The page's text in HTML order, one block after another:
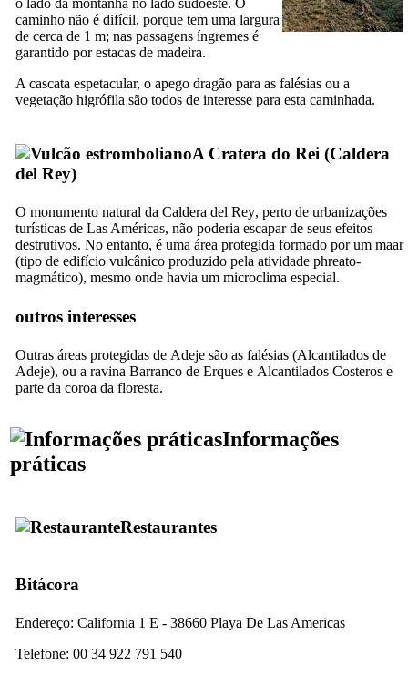
caminho não é difícil, porque tem uma largura
de cerca de 1 m; nas passagens íngremes é
garantido por estacas de madeira.
A cascata espetacular, o apego dragão para as falésias ou a
vegetação higrófila são todos de interesse para esta caminhada.
A Cratera do Rei (Caldera
del Rey)
O monumento natural da Caldera del Rey, perto de urbanizações
turísticas de Las Américas, não poderia escapar de seus efeitos
destrutivos. No entanto, é uma área protegida formado por um maar
(tipo de edifício vulcânico produzido pela atividade phreato-
magmático), mesmo onde havia um microclima especial.
outros interesses
Outras áreas protegidas de Adeje são as falésias (Alcantilados de
Adeje), ou a ravina Barranco de Erques e Alcantilados Costeros e
parte da coroa da floresta.
Informações
práticas
Restaurantes
Bitácora
Endereço: California 1 E - 38660 Playa De Las Americas
Telefone: 00 34 922 791 540